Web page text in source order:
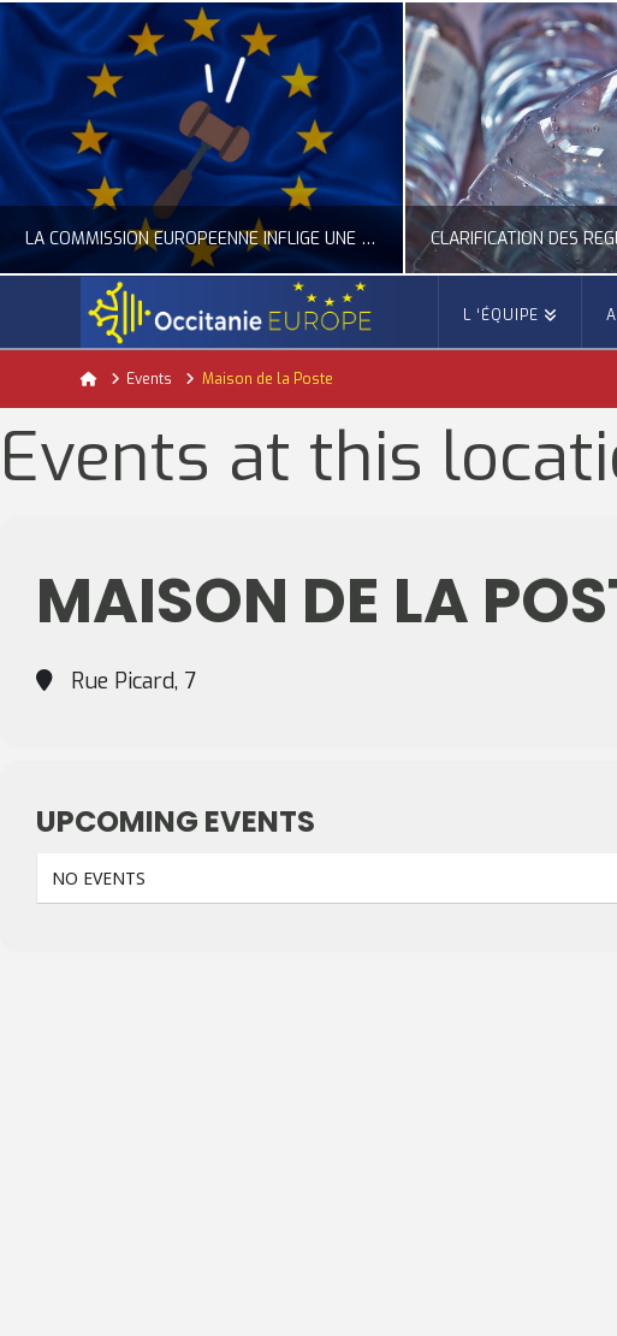
LA COMMISSION EUROPÉENNE INFLIGE UNE AMENDE RECORD À GOOGLE
ACTUALITÉ DE L'UNION EUROPÉENNE, ACTUALITÉ DE LA REPRÉSENTATION D’OCCITANIE EUROPE, NUMÉRIQUE- DIGITAL
JUILLET 24, 2026
ACTUALITÉ DE L'UNION EUROPÉENNE, ACTUALITÉ DE LA REPRÉSENTATION
JUILLET
L ‘ÉQUIPE
HomeEvents Maison de la Poste
Events at this
MAISON DE LA
Rue Picard, 7
UPCOMING EVENTS
NO EVENTS